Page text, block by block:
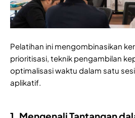
Pelatihan ini mengombinasikan
prioritisasi, teknik pengambilan
optimalisasi waktu dalam satu
aplikatif.